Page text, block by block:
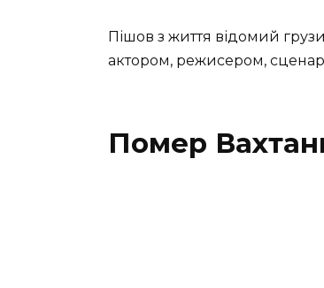
Пішов з життя відомий
актором, режисером,
Помер